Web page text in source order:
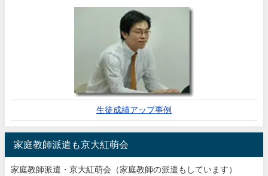
生徒成績アップ事例
家庭教師派遣も京大紅萌会
家庭教師派遣・京大紅萌会（家庭教師の派遣もしています）